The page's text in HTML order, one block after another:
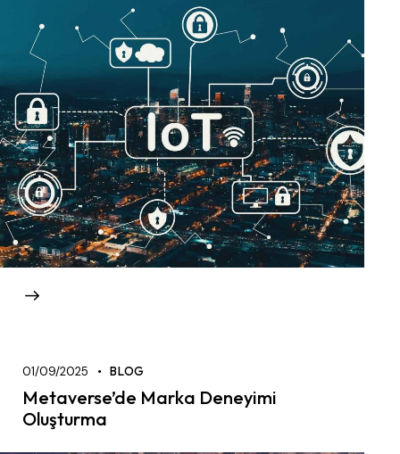
01/09/2025 BLOG
Metaverse’de Marka Deneyimi
Oluşturma